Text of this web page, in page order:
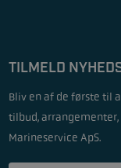
TILMELD
Bliv en af de første til
tilbud, arrangementer,
Marineservice ApS.